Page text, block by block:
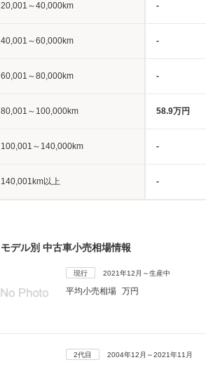
20,001～40,000km -
40,001～60,000km -
60,001～80,000km -
80,001～100,000km 58.9万円
100,001～140,000km -
140,001km以上 -
モデル別 中古車小売相場情報
現行 2021年12月～生産中
平均小売相場 万円
2代目 2004年12月～2021年11月